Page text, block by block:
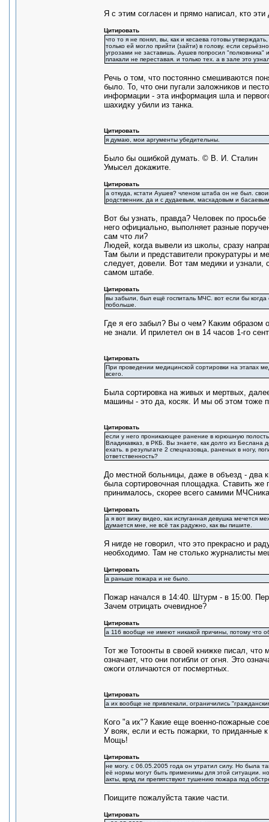
Я с этим согласен и прямо написал, кто
Цитировать
что то я не понял, вы, как и кесаева готовы
только ей могло прийти (зайти) в голову. если
угрозами не заставишь. Аушев попросил "полковника"
плакали не переставая. и только тех. а в зале это
Речь о том, что постоянно смешиваются
было. То, что они пугали заложников и
информации - эта информация шла и
шахидку убили из танка.
Цитировать
я думаю, мои аргументы убедительны.
Было бы ошибкой думать. © В. И. Сталин
Умысел докажите.
Цитировать
а откуда, кстати Аушев? членом штаба он не был.
родственник. да и с дудаевым, масхадовым и
Вот бы узнать, правда? Человек по
него официально, выполняет разные
сам что ли?
Людей, когда вывели из школы, сразу
Там были и представители прокуратуры и
следует, довели. Вот там медики и
самом штабе.
Цитировать
вы забыли, был ещё госпиталь МЧС. вот если бы
побольше.
Где я его забыл? Вы о чем? Каким
не знали. И прилетел он в 14 часов 1-го
Цитировать
При проведении медицинской сортировки на этапах
всего.
Была сортировка на живых и мертвых,
машины - это да, косяк. И мы об этом тоже
Цитировать
если у него проникающее ранение в юрюшную
Владикавказ, в РКБ. Вы знаете, как долго из Беслана
ехать. в результате 2 спецназовца, раненых в ногу,
ответственность?
До местной больницы, даже в объезд - два
была сортировочная площадка. Ставить же
принималось, скорее всего самими
Цитировать
а я вот вижу видео, как испуганная девушка мечется
думается мне, не всё так радужно, как вы пишите.
Я нигде не говорил, что это прекрасно и
необходимо. Там не столько журналисты
Цитировать
а раньше пожара и не было.
Пожар начался в 14:40. Штурм - в 15:00.
Зачем отрицать очевидное?
Цитировать
а 116 вообще не имеют никакой причины, потому что
Тот же Тотоонты в своей книжке писал, что
означает, что они погибли от огня. Это
ожоги отличаются от посмертных.
Цитировать
а их вообще не привлекали, ограничились
Кого "а их"? Какие еще военно-пожарные
У вояк, если и есть пожарки, то приданные
Мощь!
Цитировать
не могу. с 06.05.2005 года он утратил силу. Но была
её нормы могут быть применимы для этой ситуации.
акты, вряд ли препятствуют тушению пожара под
Поищите пожалуйста такие части.
Цитировать